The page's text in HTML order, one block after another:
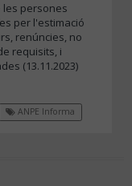
les persones
per l'estimació
renúncies, no
requisits, i
(13.11.2023)
ANPE Informa